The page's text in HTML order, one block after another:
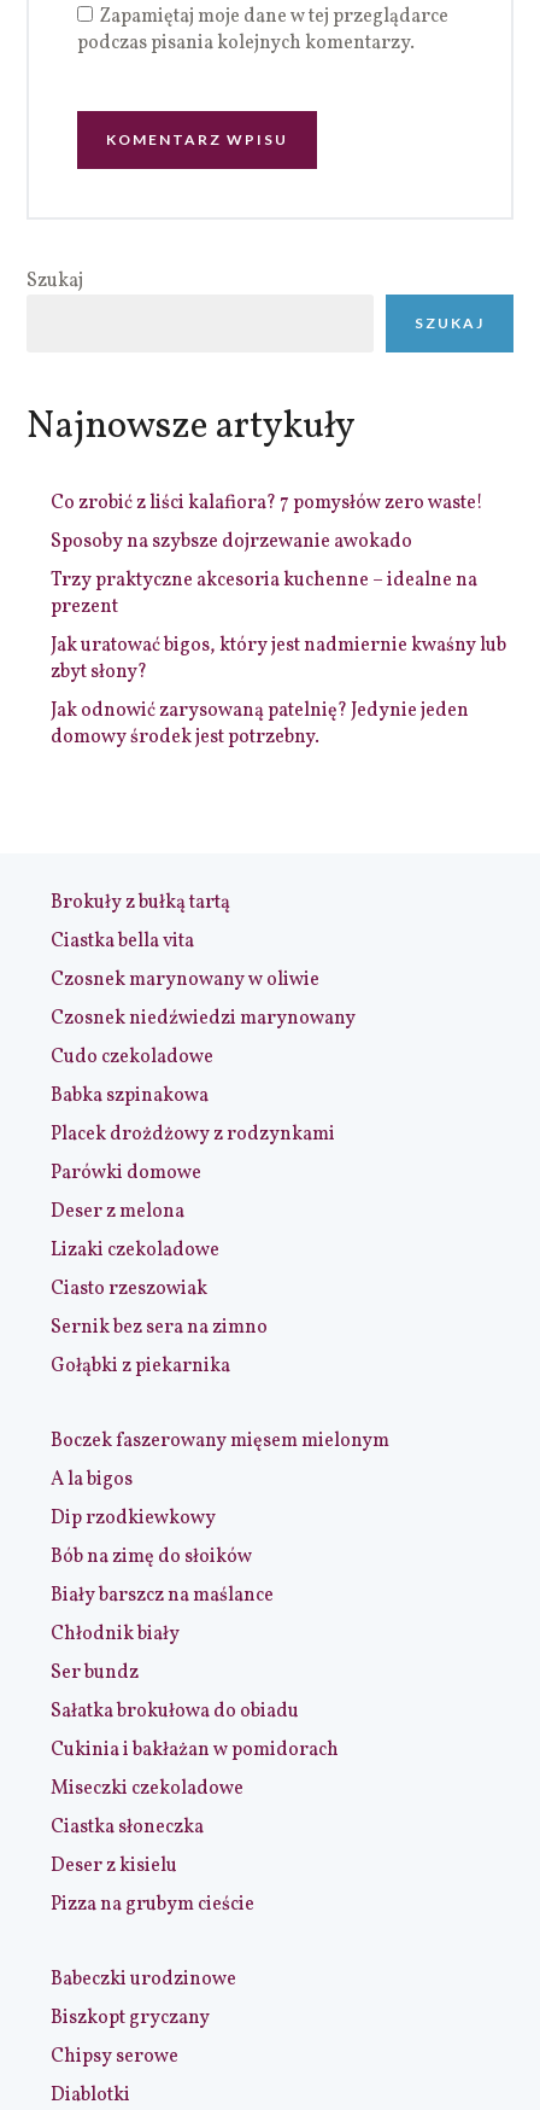
Zapamiętaj moje dane w tej przeglądarce
podczas pisania kolejnych komentarzy.
Szukaj
SZUKAJ
Najnowsze artykuły
Co zrobić z liści kalafiora? 7 pomysłów zero waste!
Sposoby na szybsze dojrzewanie awokado
Trzy praktyczne akcesoria kuchenne – idealne na
prezent
Jak uratować bigos, który jest nadmiernie kwaśny lub
zbyt słony?
Jak odnowić zarysowaną patelnię? Jedynie jeden
domowy środek jest potrzebny.
Brokuły z bułką tartą
Ciastka bella vita
Czosnek marynowany w oliwie
Czosnek niedźwiedzi marynowany
Cudo czekoladowe
Babka szpinakowa
Placek drożdżowy z rodzynkami
Parówki domowe
Deser z melona
Lizaki czekoladowe
Ciasto rzeszowiak
Sernik bez sera na zimno
Gołąbki z piekarnika
Boczek faszerowany mięsem mielonym
A la bigos
Dip rzodkiewkowy
Bób na zimę do słoików
Biały barszcz na maślance
Chłodnik biały
Ser bundz
Sałatka brokułowa do obiadu
Cukinia i bakłażan w pomidorach
Miseczki czekoladowe
Ciastka słoneczka
Deser z kisielu
Pizza na grubym cieście
Babeczki urodzinowe
Biszkopt gryczany
Chipsy serowe
Diablotki